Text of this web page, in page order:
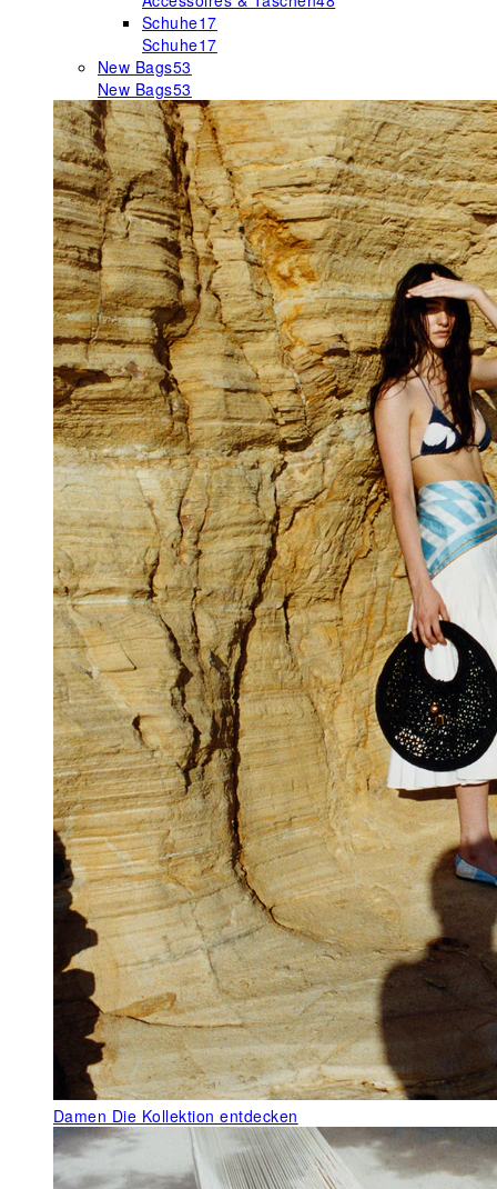
Schuhe17
Schuhe17
New Bags53
New Bags53
Damen Die Kollektion entdecken